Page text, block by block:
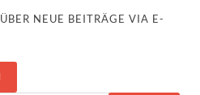
NEUE BEITRÄGE VIA E-